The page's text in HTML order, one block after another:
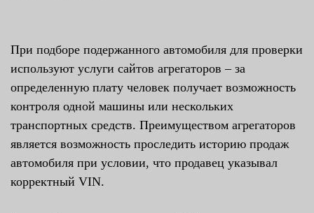
При подборе подержанного автомобиля для проверки
используют услуги сайтов агрегаторов – за
определенную плату человек получает возможность
контроля одной машины или нескольких
транспортных средств. Преимуществом агрегаторов
является возможность проследить историю продаж
автомобиля при условии, что продавец указывал
корректный VIN.